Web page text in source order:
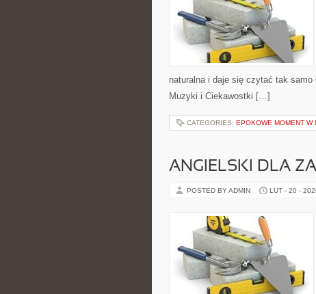
naturalna i daje się czytać tak samo
Muzyki i Ciekawostki […]
CATEGORIES: EPOKOWE MOMENT W
ANGIELSKI DLA
POSTED BY ADMIN LUT - 20 -